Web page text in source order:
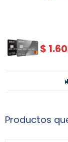
$
Productos